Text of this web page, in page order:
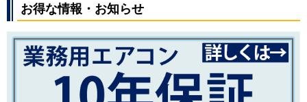
お得な情報・お知らせ